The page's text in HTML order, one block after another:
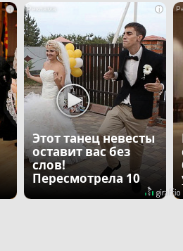
i i
Этот танец невесты
оставит вас без
слов!
Пересмотрела 10